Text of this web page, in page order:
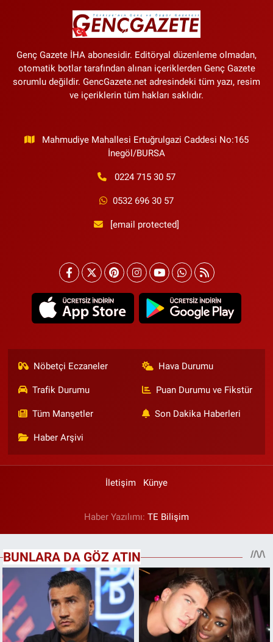
Genç Gazete İHA abonesidir. Editöryal düzenleme olmadan,
otomatik botlar tarafından alınan içeriklerden Genç Gazete
sorumlu değildir. GencGazete.net adresindeki tüm yazı, resim
ve içeriklerin tüm hakları saklıdır.
Mahmudiye Mahallesi Ertuğrulgazi Caddesi No:165
İnegöl/BURSA
0224 715 30 57
0532 696 30 57
[email protected]
Nöbetçi Eczaneler Hava Durumu
Trafik Durumu Puan Durumu ve Fikstür
Tüm Manşetler Son Dakika Haberleri
Haber Arşivi
İletişim Künye
Haber Yazılımı: TE Bilişim